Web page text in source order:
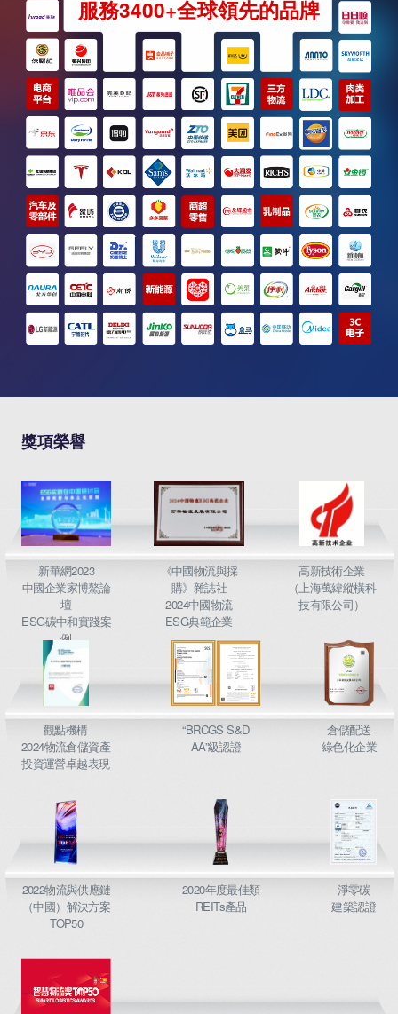
服務3400+全球領先的品牌
獎項榮譽
新華網2023
中國企業家博鰲論
壇
ESG碳中和實踐案
例
《中國物流與採
購》雜誌社
2024中國物流
ESG典範企業
高新技術企業
（上海萬緯縱橫科
技有限公司）
觀點機構
2024物流倉儲資產
投資運營卓越表現
“BRCGS S&D
AA”級認證
倉儲配送
綠色化企業
2022物流與供應鏈
（中國）解決方案
TOP50
2020年度最佳類
REITs產品
淨零碳
建築認證